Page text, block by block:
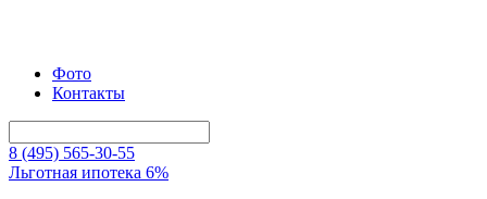
Фото
Контакты
8 (495) 565-30-55
Льготная ипотека 6%